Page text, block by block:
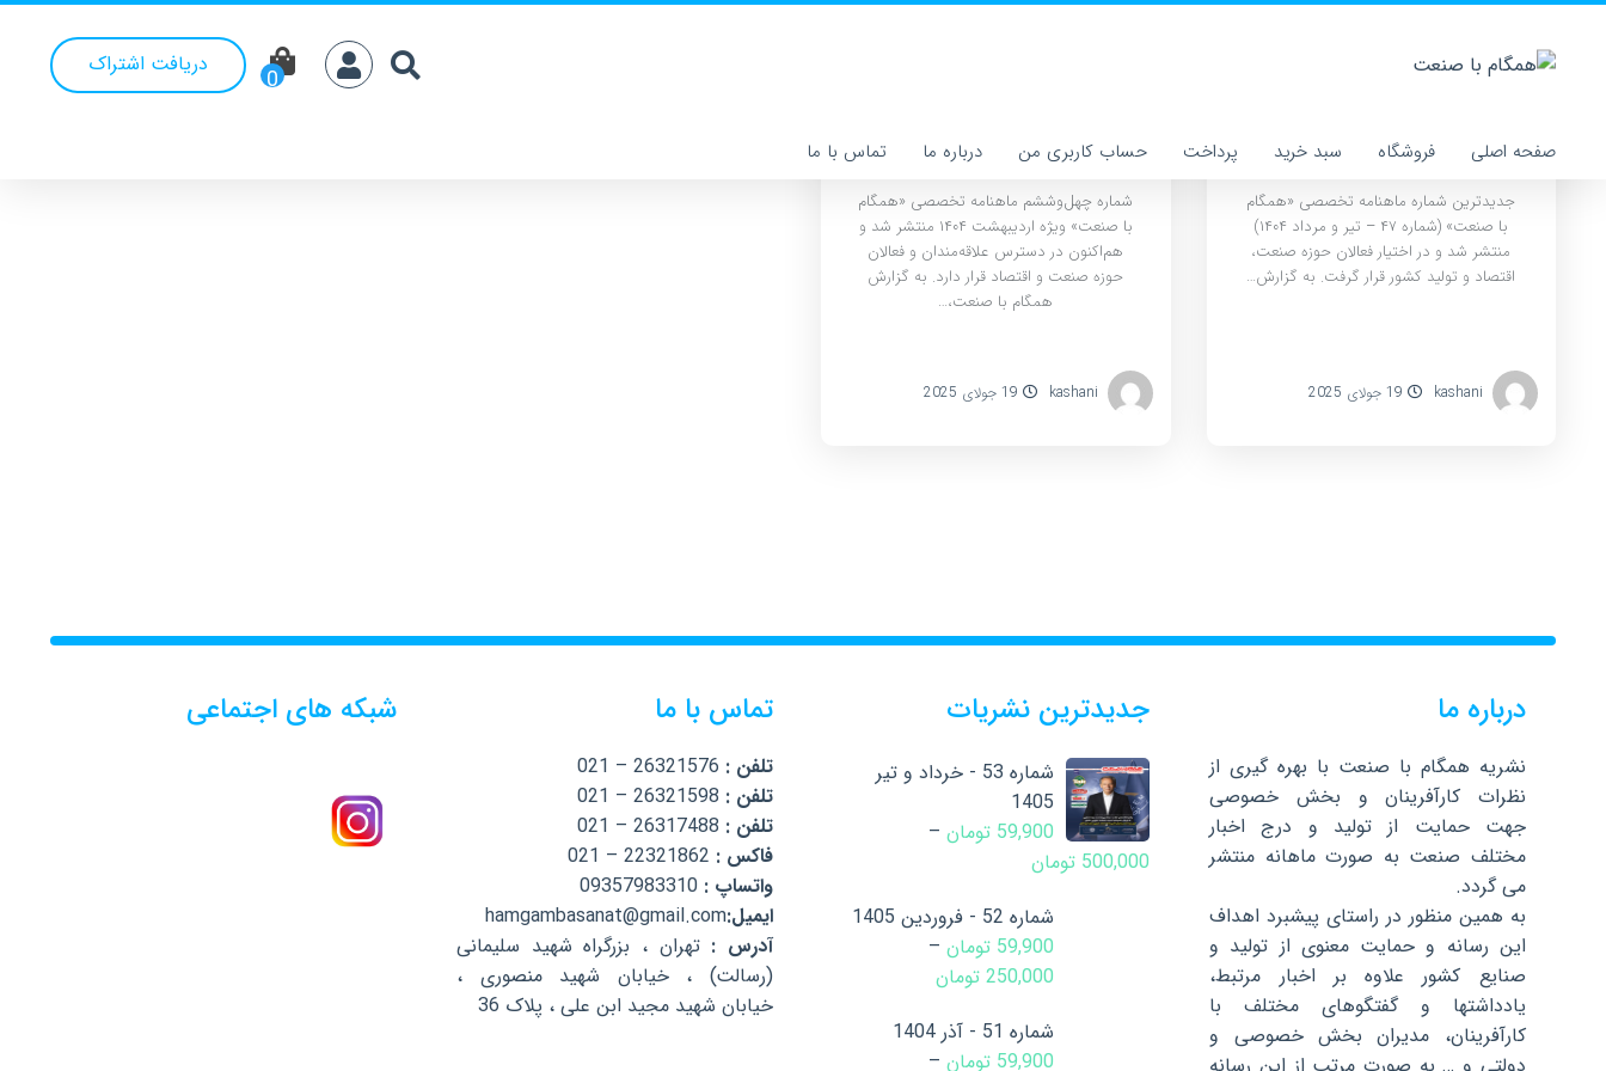
دریافت اشتراک
صفحه اصلی فروشگاه سبد خرید پرداخت حساب کاربری من درباره ما تماس با ما
صنعت منتشر شد
جدیدترین شماره ماهنامه تخصصی «همگام
با صنعت» (شماره ۴۷ – تیر و مرداد ۱۴۰۴)
منتشر شد و در اختیار فعالان حوزه صنعت،
اقتصاد و تولید کشور قرار گرفت. به گزارش…
kashani
صنعت منتشر شد
شماره چهل‌وششم ماهنامه تخصصی «همگام
با صنعت» ویژه اردیبهشت ۱۴۰۴ منتشر شد و
هم‌اکنون در دسترس علاقه‌مندان و فعالان
حوزه صنعت و اقتصاد قرار دارد. به گزارش
همگام با صنعت،…
kashani
درباره ما
نشریه همگام با صنعت با بهره گیری از
نظرات کارآفرینان و بخش خصوصی
جهت حمایت از تولید و درج اخبار
مختلف صنعت به صورت ماهانه منتشر
می گردد.
به همین منظور در راستای پیشبرد اهداف
این رسانه و حمایت معنوی از تولید و
صنایع کشور علاوه بر اخبار مرتبط،
یادداشتها و گفتگوهای مختلف با
کارآفرینان، مدیران بخش خصوصی و
جدیدترین نشریات
شماره 53 - خرداد و تیر
1405
59,900 تومان –
500,000 تومان
شماره 52 - فروردین 1405
59,900 تومان –
250,000 تومان
شماره 51 - آذر 1404
59,900 تومان –
تماس با ما
تلفن : 26321576 – 021
تلفن : 26321598 – 021
تلفن : 26317488 – 021
فاکس :
واتساپ : 09357983310
ایمیل:hamgambasanat@gmail.com
آدرس :تهران ، بزرگراه شهید سلیمانی
(رسالت) ، خیابان شهید منصوری ،
خیابان شهید مجید ابن علی ، پلاک 36
شبکه های اجتماعی